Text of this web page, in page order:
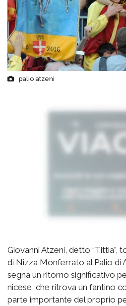
palio atzeni
Giovanni Atzeni, detto “Tittia”,
di Nizza Monferrato al Palio di
segna un ritorno significativo
nicese, che ritrova un fantino
parte importante del proprio